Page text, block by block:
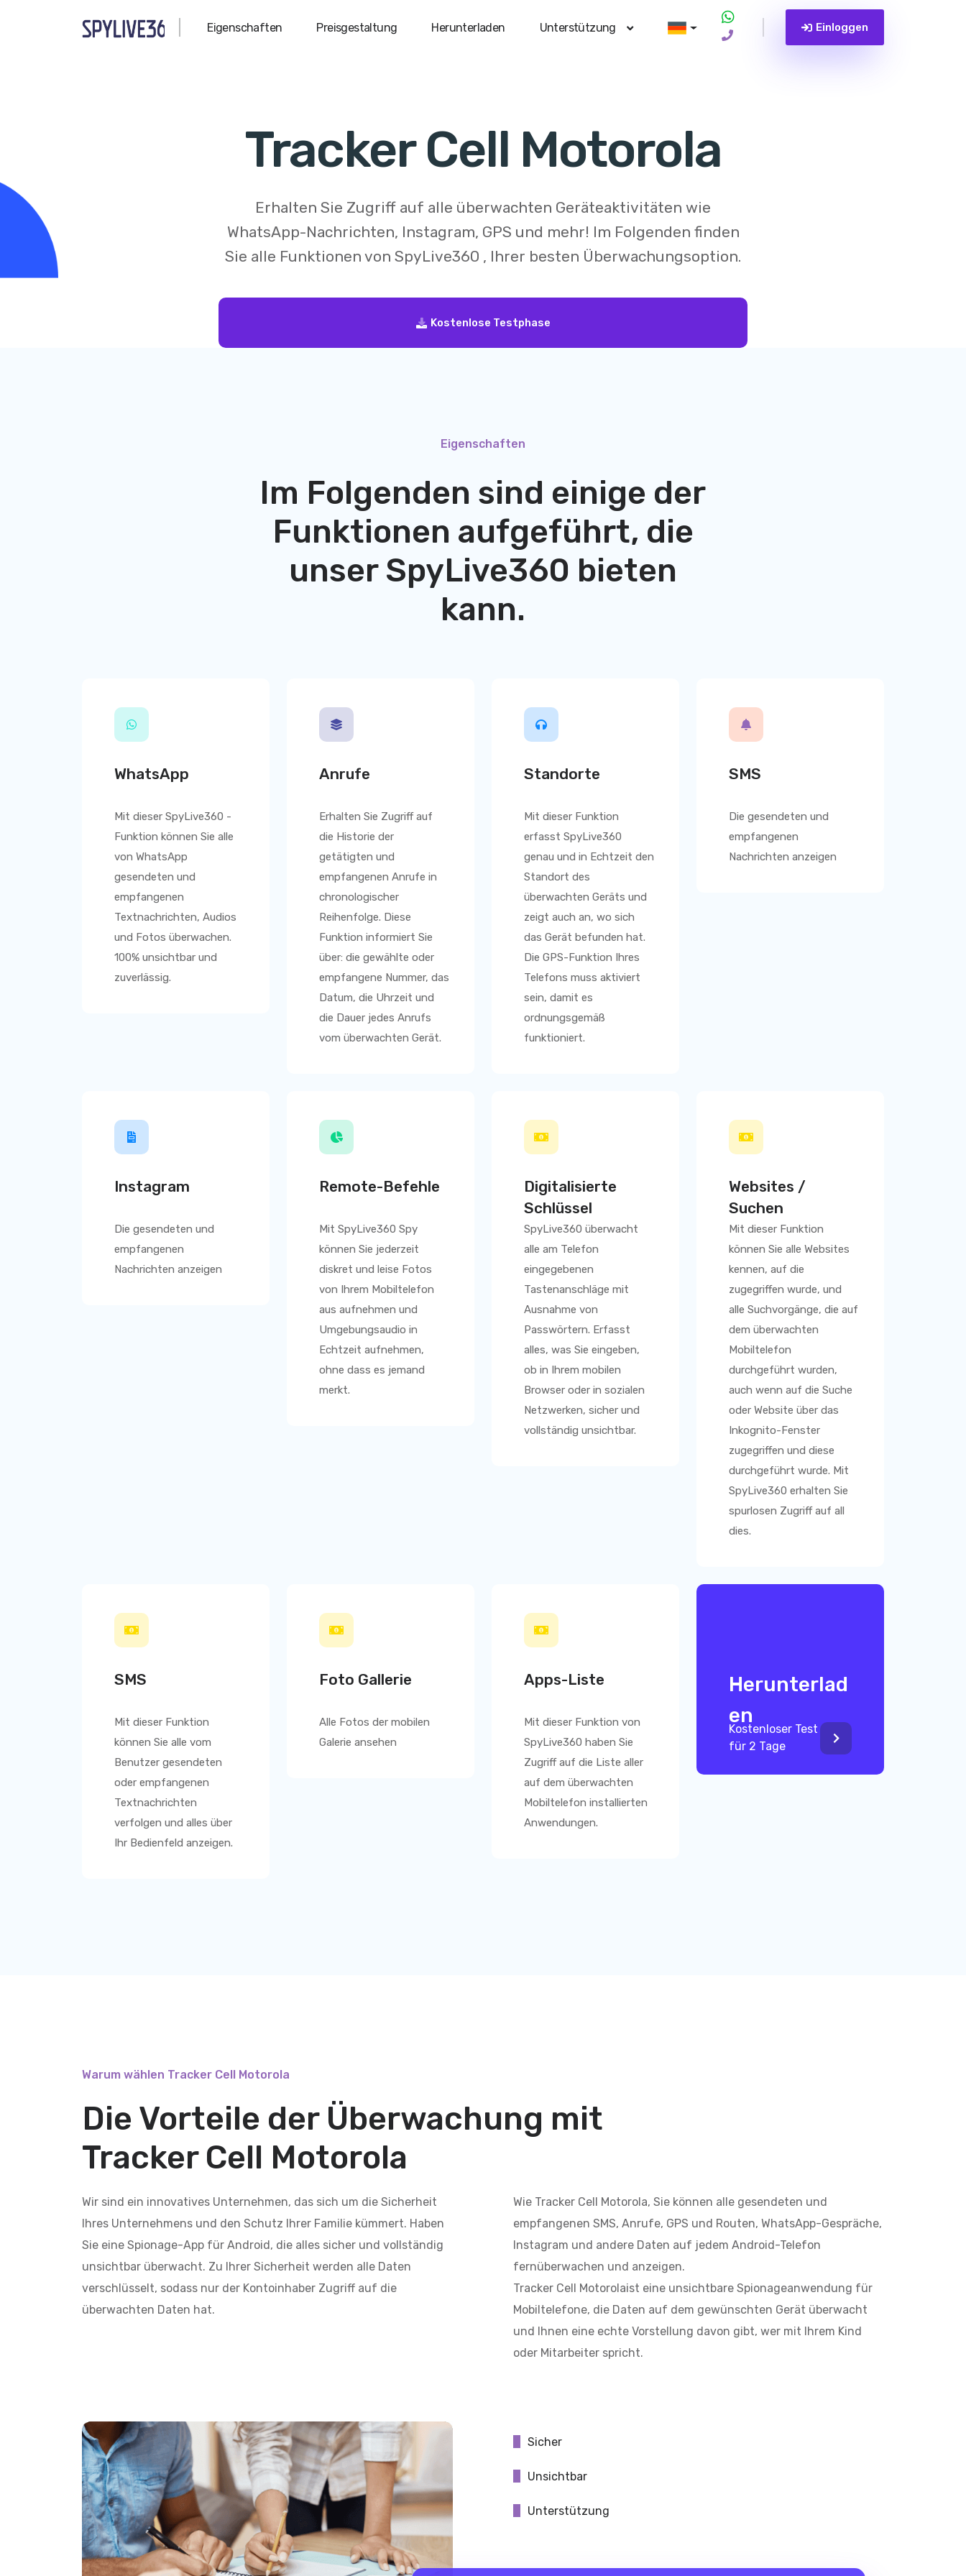
Eigenschaften Preisgestaltung Herunterladen Unterstützung Einloggen
Tracker Cell Motorola
Erhalten Sie Zugriff auf alle überwachten Geräteaktivitäten wie
WhatsApp-Nachrichten, Instagram, GPS und mehr! Im Folgenden finden
Sie alle Funktionen von SpyLive360 , Ihrer besten Überwachungsoption.
Kostenlose Testphase
Eigenschaften
Im Folgenden sind einige der
Funktionen aufgeführt, die
unser SpyLive360 bieten
kann.
WhatsApp
Mit dieser SpyLive360 -
Funktion können Sie alle
von WhatsApp
gesendeten und
empfangenen
Textnachrichten, Audios
und Fotos überwachen.
100% unsichtbar und
zuverlässig.
Anrufe
Erhalten Sie Zugriff auf
die Historie der
getätigten und
empfangenen Anrufe in
chronologischer
Reihenfolge. Diese
Funktion informiert Sie
über: die gewählte oder
empfangene Nummer, das
Datum, die Uhrzeit und
die Dauer jedes Anrufs
vom überwachten Gerät.
Standorte
Mit dieser Funktion
erfasst SpyLive360
genau und in Echtzeit den
Standort des
überwachten Geräts und
zeigt auch an, wo sich
das Gerät befunden hat.
Die GPS-Funktion Ihres
Telefons muss aktiviert
sein, damit es
ordnungsgemäß
funktioniert.
SMS
Die gesendeten und
empfangenen
Nachrichten anzeigen
Instagram
Die gesendeten und
empfangenen
Nachrichten anzeigen
Remote-Befehle
Mit SpyLive360 Spy
können Sie jederzeit
diskret und leise Fotos
von Ihrem Mobiltelefon
aus aufnehmen und
Umgebungsaudio in
Echtzeit aufnehmen,
ohne dass es jemand
merkt.
Digitalisierte
Schlüssel
SpyLive360 überwacht
alle am Telefon
eingegebenen
Tastenanschläge mit
Ausnahme von
Passwörtern. Erfasst
alles, was Sie eingeben,
ob in Ihrem mobilen
Browser oder in sozialen
Netzwerken, sicher und
vollständig unsichtbar.
Websites /
Suchen
Mit dieser Funktion
können Sie alle Websites
kennen, auf die
zugegriffen wurde, und
alle Suchvorgänge, die auf
dem überwachten
Mobiltelefon
durchgeführt wurden,
auch wenn auf die Suche
oder Website über das
Inkognito-Fenster
zugegriffen und diese
durchgeführt wurde. Mit
SpyLive360 erhalten Sie
spurlosen Zugriff auf all
dies.
SMS
Mit dieser Funktion
können Sie alle vom
Benutzer gesendeten
oder empfangenen
Textnachrichten
verfolgen und alles über
Ihr Bedienfeld anzeigen.
Foto Gallerie
Alle Fotos der mobilen
Galerie ansehen
Apps-Liste
Mit dieser Funktion von
SpyLive360 haben Sie
Zugriff auf die Liste aller
auf dem überwachten
Mobiltelefon installierten
Anwendungen.
Herunterlad
en
Kostenloser Test
für 2 Tage
Warum wählen Tracker Cell Motorola
Die Vorteile der Überwachung mit
Tracker Cell Motorola
Wir sind ein innovatives Unternehmen, das sich um die Sicherheit
Ihres Unternehmens und den Schutz Ihrer Familie kümmert. Haben
Sie eine Spionage-App für Android, die alles sicher und vollständig
unsichtbar überwacht. Zu Ihrer Sicherheit werden alle Daten
verschlüsselt, sodass nur der Kontoinhaber Zugriff auf die
überwachten Daten hat.
Wie Tracker Cell Motorola, Sie können alle gesendeten und
empfangenen SMS, Anrufe, GPS und Routen, WhatsApp-Gespräche,
Instagram und andere Daten auf jedem Android-Telefon
fernüberwachen und anzeigen.
Tracker Cell Motorolaist eine unsichtbare Spionageanwendung für
Mobiltelefone, die Daten auf dem gewünschten Gerät überwacht
und Ihnen eine echte Vorstellung davon gibt, wer mit Ihrem Kind
oder Mitarbeiter spricht.
Sicher
Unsichtbar
Unterstützung